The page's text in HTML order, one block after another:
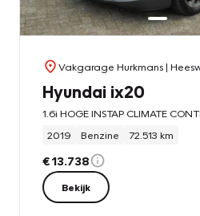
Vakgarage Hurkmans|
Hyundai ix20
1.6i HOGE INSTAP CLIMATE
2019
Benzine 72.513 km
€ 13.738
Bekijk